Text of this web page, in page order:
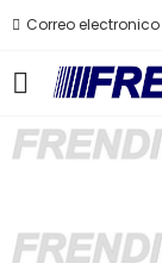
Correo electronico